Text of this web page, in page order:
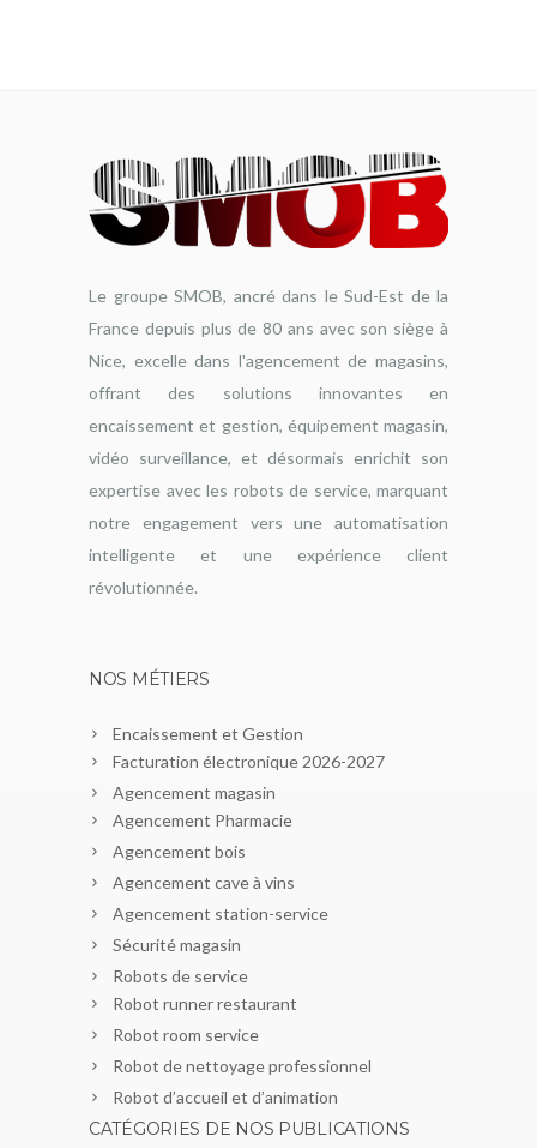
Le groupe SMOB, ancré dans le Sud-Est de la
France depuis plus de 80 ans avec son siège à
Nice, excelle dans l'agencement de magasins,
offrant des solutions innovantes en
encaissement et gestion, équipement magasin,
vidéo surveillance, et désormais enrichit son
expertise avec les robots de service, marquant
notre engagement vers une automatisation
intelligente et une expérience client
révolutionnée.
NOS MÉTIERS
Encaissement et Gestion
Facturation électronique 2026-2027
Agencement magasin
Agencement Pharmacie
Agencement bois
Agencement cave à vins
Agencement station-service
Sécurité magasin
Robots de service
Robot runner restaurant
Robot room service
Robot de nettoyage professionnel
Robot d’accueil et d’animation
CATÉGORIES DE NOS PUBLICATIONS